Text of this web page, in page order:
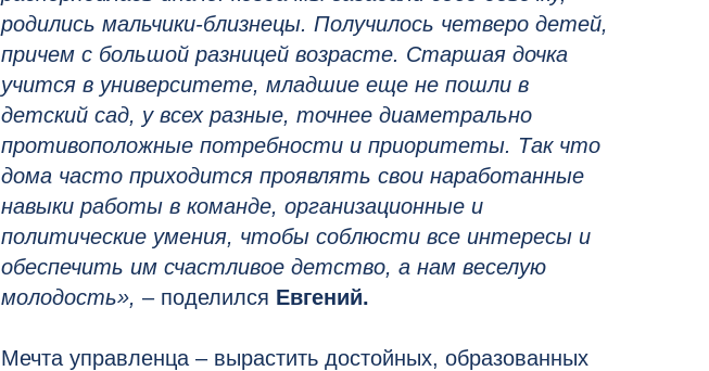
родились мальчики-близнецы. Получилось четверо детей,
причем с большой разницей возрасте. Старшая дочка
учится в университете, младшие еще не пошли в
детский сад, у всех разные, точнее диаметрально
противоположные потребности и приоритеты. Так что
дома часто приходится проявлять свои наработанные
навыки работы в команде, организационные и
политические умения, чтобы соблюсти все интересы и
обеспечить им счастливое детство, а нам веселую
молодость», – поделился Евгений.
Мечта управленца – вырастить достойных, образованных